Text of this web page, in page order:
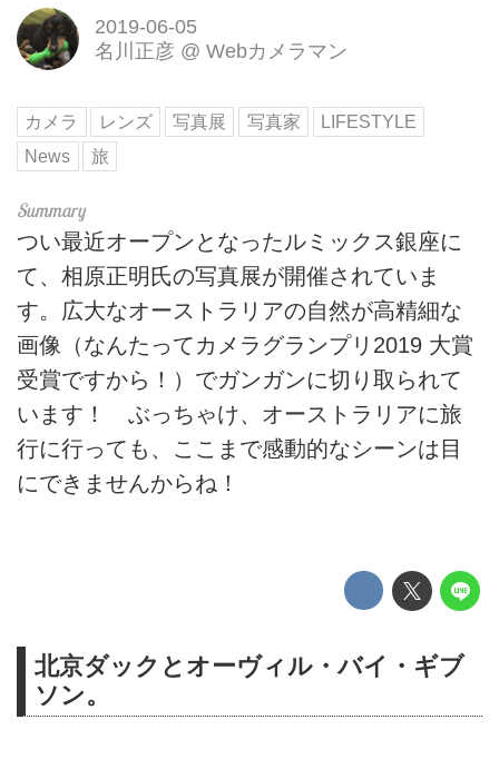
2019-06-05
名川正彦 @ Webカメラマン
カメラ レンズ 写真展 写真家
LIFESTYLE
News
旅
つい最近オープンとなったルミックス銀座に
て、相原正明氏の写真展が開催されていま
す。広大なオーストラリアの自然が高精細な
画像（なんたってカメラグランプリ2019 大賞
受賞ですから！）でガンガンに切り取られて
います！ ぶっちゃけ、オーストラリアに旅
行に行っても、ここまで感動的なシーンは目
にできませんからね！
北京ダックとオーヴィル・バイ・ギブ
ソン。